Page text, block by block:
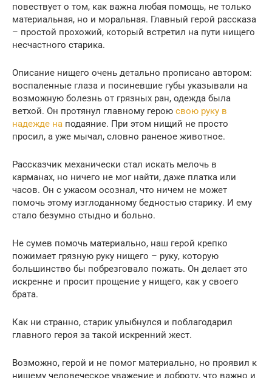
повествует о том, как важна любая помощь, не только
материальная, но и моральная. Главный герой рассказа
– простой прохожий, который встретил на пути нищего
несчастного старика.
Описание нищего очень детально прописано автором:
воспаленные глаза и посиневшие губы указывали на
возможную болезнь от грязных ран, одежда была
ветхой. Он протянул главному герою свою руку в
надежде на подаяние. При этом нищий не просто
просил, а уже мычал, словно раненое животное.
Рассказчик механически стал искать мелочь в
карманах, но ничего не мог найти, даже платка или
часов. Он с ужасом осознал, что ничем не может
помочь этому изглоданному бедностью старику. И ему
стало безумно стыдно и больно.
Не сумев помочь материально, наш герой крепко
пожимает грязную руку нищего – руку, которую
большинство бы побрезговало пожать. Он делает это
искренне и просит прощение у нищего, как у своего
брата.
Как ни странно, старик улыбнулся и поблагодарил
главного героя за такой искренний жест.
Возможно, герой и не помог материально, но проявил к
нищему человеческое уважение и доброту, что важно и